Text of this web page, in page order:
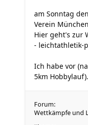
am Sonntag
Verein
Hier geht's zur
- leichtathletik-
Ich habe vor
5km
Forum:
Wettkämpfe und